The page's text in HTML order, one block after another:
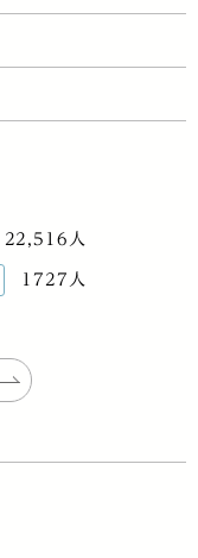
22,516人
1727人